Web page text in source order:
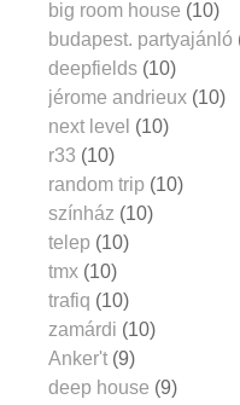
big room house (10)
budapest. partyajánló
deepfields (10)
jérome andrieux (10)
next level (10)
r33 (10)
random trip (10)
színház (10)
telep (10)
tmx (10)
trafiq (10)
zamárdi (10)
Anker't (9)
deep house (9)